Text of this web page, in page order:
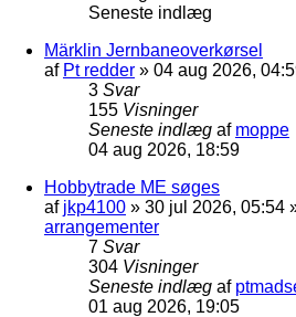
Seneste indlæg
Märklin Jernbaneoverkørsel
af Pt redder » 04 aug 2026,
3 Svar
155 Visninger
Seneste indlæg af moppe
04 aug 2026, 18:59
Hobbytrade ME søges
af jkp4100 » 30 jul 2026, 05:54
arrangementer
7 Svar
304 Visninger
Seneste indlæg af
01 aug 2026, 19:05